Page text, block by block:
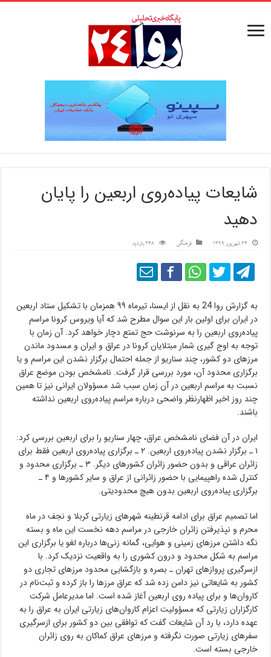
شایعات پیاده‌روی اربعین را پایان
دهید
24 شهریور 1399 فرهنگی 248 بازدید
به گزارش روا 24 به نقل از ایسنا، تیرماه ۹۹ همزمان با تشکیل ستاد اربعین
در ایران برای اولین بار این سوال مطرح شد که آیا ویروس کرونا مراسم
پیاده‌روی اربعین را به سرنوشت حج تمتع دچار خواهد کرد. آن زمان با
توجه به اوج گیری شمار مبتلایان کرونا در عراق و ایران و مسدود ماندن
مرزهای دو کشور، چند سناریو از جمله احتمال برگزار نشدن این مراسم و یا
برگزاری محدود آن، مورد بررسی قرار گرفت. نامشخص بودن موضع عراق
نسبت به مراسم اربعین در آن زمان سبب شد مسؤولان ایرانی نیز تا همین
چند روز اخیر اظهارنظر واضحی درباره مراسم پیاده‌روی اربعین نداشته
باشند.
ایران در آن فضای نامشخص عراق، چهار سناریو را برای اربعین بررسی کرد:
۱ ـ برگزار نشدن پیاده‌روی اربعین. ۲ ـ برگزاری پیاده‌روی اربعین فقط برای
زائران عراقی و بدون حضور زائران کشورهای دیگر. ۳ ـ برگزاری محدود و
کنترل شده راهپیمایی با حضور زائرانی از عراق و سایر کشورها و ۴ ـ
برگزاری پیاده‌روی اربعین بدون هیچ محدودیتی.
اما تصمیم عراق برای ادامه قرنطینه شهرهای زیارتی کربلا و نجف در ماه
محرم و نپذیرفتن زائران خارجی در مراسم دهه نخست این ماه و بسته
نگه داشتن مرزهای زمینی و هوایی، گمانه زنی‌ها درباره لغو یا برگزاری این
مراسم به شکل محدود و درون کشوری را به واقعیت نزدیک کرد. با
ازسرگیری پروازهای تهران ـ بصره و بازگشایی محدود مرزهای تجاری دو
کشور به شایعاتی نیز دامن زده شد که عراق مرزها را باز کرده و ثبت‌نام در
کاروان‌ها و برای پیاده روی اربعین آغاز شده است. اما مدیرعامل شرکت
کارگزاران زیارتی که مسؤولیت اعزام کاروان‌های زیارتی ایران به عراق را به
عهده دارد، با رد آن شایعات گفت که توافقی بین دو کشور برای ازسرگیری
سفرهای زیارتی صورت نگرفته و مرزهای عراق کماکان به روی زائران
خارجی بسته است.